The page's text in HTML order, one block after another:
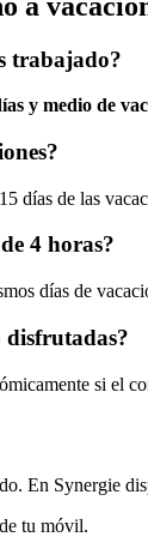
trabajado?
y medio de
días de las
4 horas?
días de
disfrutadas?
si el
En Synergie
tu móvil.